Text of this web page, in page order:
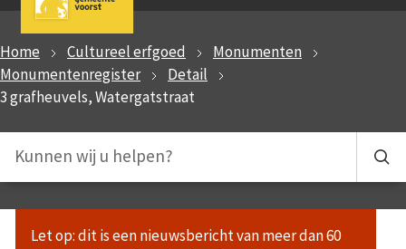
Home Cultureel erfgoed
Monumenten
Monumentenregister
Detail
3 grafheuvels, Watergatstraat
Let op: dit is een nieuwsbericht van meer dan 60